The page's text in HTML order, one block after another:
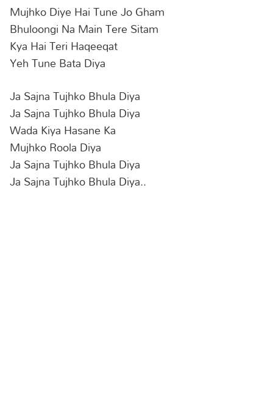
Mujhko Diye Hai Tune Jo Gham
Bhuloongi Na Main Tere Sitam
Kya Hai Teri Haqeeqat
Yeh Tune Bata Diya
Ja Sajna Tujhko Bhula Diya
Ja Sajna Tujhko Bhula Diya
Wada Kiya Hasane Ka
Mujhko Roola Diya
Ja Sajna Tujhko Bhula Diya
Ja Sajna Tujhko Bhula Diya..